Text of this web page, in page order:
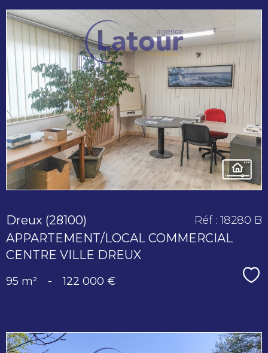
voir le
bien
Dreux (28100)
APPARTEMENT/LOCAL COMMERCIAL
CENTRE VILLE DREUX
Réf : 18280 B
95 m² - 122 000 €